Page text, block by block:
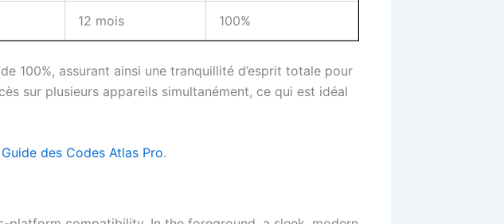
12 mois 100%
de 100%, assurant ainsi une tranquillité d’esprit totale pour
sur plusieurs appareils simultanément, ce qui est idéal
Guide des Codes Atlas Pro.